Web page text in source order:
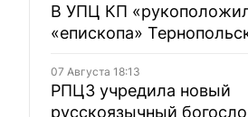
В УПЦ КП
«епископа»
07 Августа 18:13
РПЦЗ учредила новый
русскоязычный